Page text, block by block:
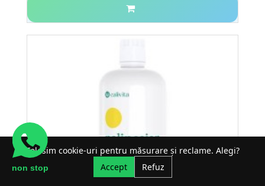
Folosim cookie-uri pentru măsurare și reclame. Alegi?
Accept
Refuz
non stop